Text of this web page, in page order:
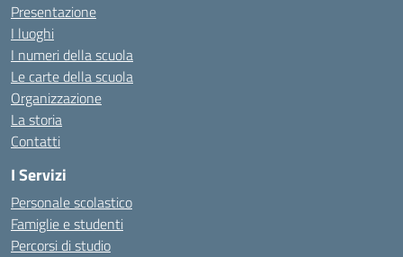
Presentazione
I luoghi
I numeri della scuola
Le carte della scuola
Organizzazione
La storia
Contatti
I Servizi
Personale scolastico
Famiglie e studenti
Percorsi di studio